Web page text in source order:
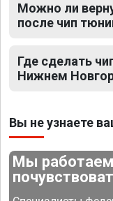
Можно ли
после чип
Где сделать
Нижнем
Вы не узнаете
Мы